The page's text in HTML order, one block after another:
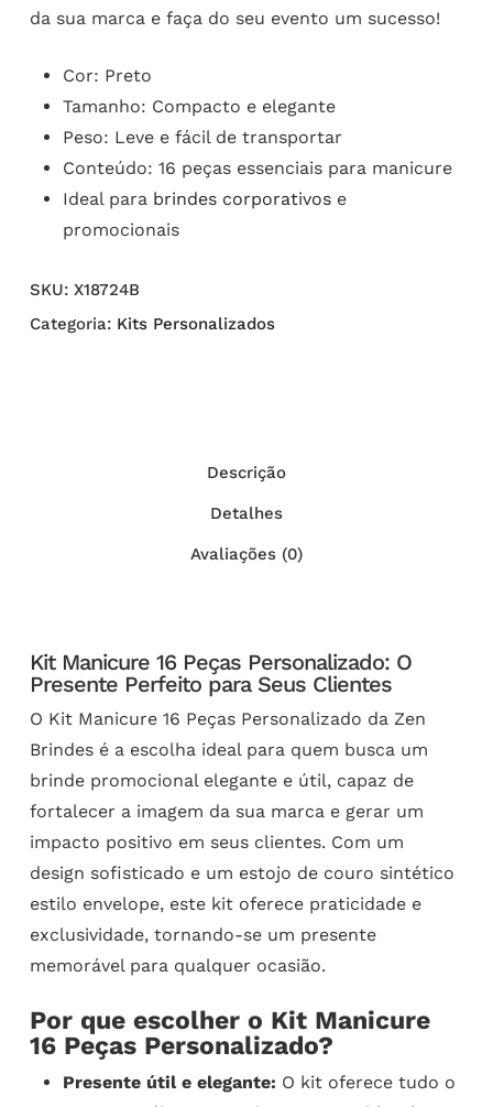
da sua marca e faça do seu evento um sucesso!
Cor: Preto
Tamanho: Compacto e elegante
Peso: Leve e fácil de transportar
Conteúdo: 16 peças essenciais para manicure
Ideal para brindes corporativose
promocionais
SKU: X18724B
Categoria: Kits Personalizados
Descrição
Detalhes
Avaliações (0)
Kit Manicure 16 Peças Personalizado: O
Presente Perfeito para Seus Clientes
O Kit Manicure 16 Peças Personalizado da Zen
Brindes é a escolha ideal para quem busca um
brinde promocional elegante e útil, capaz de
fortalecer a imagem da sua marca e gerar um
impacto positivo em seus clientes. Com um
design sofisticado e um estojo de couro sintético
estilo envelope, este kit oferece praticidade e
exclusividade, tornando-se um presente
memorável para qualquer ocasião.
Por que escolher o Kit Manicure
16 Peças Personalizado?
Presente útil e elegante: O kit oferece tudo o